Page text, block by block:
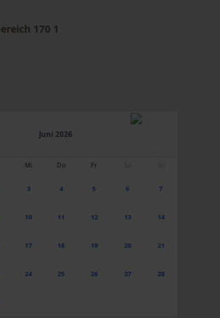
Juni 2026
Mi Do Fr
3 4 5 6 7
10 11 12 13 14
17 18 19 20 21
24 25 26 27 28